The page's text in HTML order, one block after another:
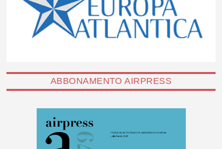
ABBONAMENTO AIRPRESS